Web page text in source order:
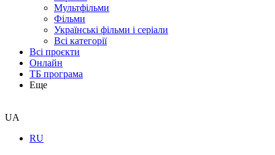
Мультфільми
Фільми
Українські фільми і серіали
Всі категорії
Всі проєкти
Онлайн
ТБ програма
Еще
UA
RU